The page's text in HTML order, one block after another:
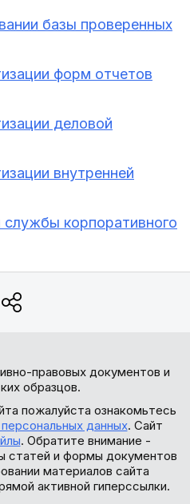
базы проверенных
форм отчетов
деловой
внутренней
службы корпоративного
правовых документов и
образцов.
пожалуйста ознакомьтесь
данных. Сайт
. Обратите внимание -
статей и формы документов
материалов сайта
активной гиперссылки.